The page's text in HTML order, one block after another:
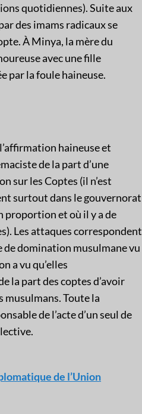
quotidiennes). Suite aux
des imams radicaux se
À Minya, la mère du
avec une fille
par la foule haineuse.
haineuse et
de la part d’une
sur les Coptes (il n’est
surtout dans le gouvernorat
proportion et où il y a de
Les attaques correspondent
domination musulmane vu
a vu qu’elles
la part des coptes d’avoir
musulmans. Toute la
de l’acte d’un seul de
de l’Union